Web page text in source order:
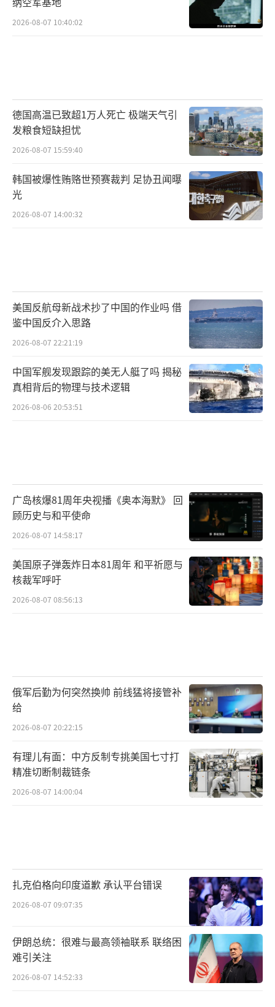
2026-08-07 10:40:02
德国高温已致超1万人死亡 极端天气引
发粮食短缺担忧
2026-08-07 15:59:40
韩国被爆性贿赂世预赛裁判 足协丑闻曝
光
2026-08-07 14:00:32
美国反航母新战术抄了中国的作业吗 借
鉴中国反介入思路
2026-08-07 22:21:19
中国军舰发现跟踪的美无人艇了吗 揭秘
真相背后的物理与技术逻辑
2026-08-06 20:53:51
广岛核爆81周年央视播《奥本海默》 回
顾历史与和平使命
2026-08-07 14:58:17
美国原子弹轰炸日本81周年 和平祈愿与
核裁军呼吁
2026-08-07 08:56:13
俄军后勤为何突然换帅 前线猛将接管补
给
2026-08-07 20:22:15
有理儿有面：中方反制专挑美国七寸打
精准切断制裁链条
2026-08-07 14:00:04
扎克伯格向印度道歉 承认平台错误
2026-08-07 09:07:35
伊朗总统：很难与最高领袖联系 联络困
难引关注
2026-08-07 14:52:33